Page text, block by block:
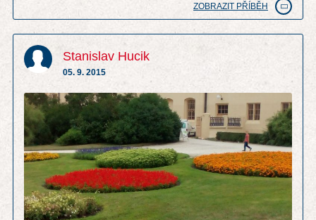
ZOBRAZIT PŘÍBĚH
Stanislav Hucik
05. 9. 2015